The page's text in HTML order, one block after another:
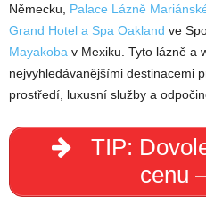
Německu, Palace Lázně
Grand Hotel a Spa Oakland ve
Mayakoba v Mexiku. Tyto lázně a
nejvyhledávanějšími destinacemi
prostředí, luxusní služby a
TIP:
cenu